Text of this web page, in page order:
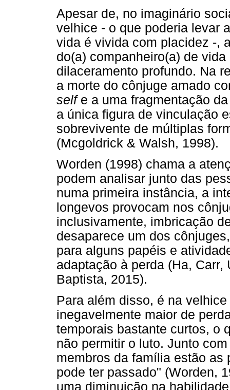
Apesar de, no imaginário
velhice - o que poderia levar
vida é vivida com placidez -,
do(a) companheiro(a) de
dilaceramento profundo. Na
a morte do cônjuge amado
selfe a uma fragmentação
a única figura de vinculação
sobrevivente de múltiplas
(Mcgoldrick & Walsh, 1998).
Worden (1998) chama a
podem analisar junto das
numa primeira instância, a
longevos provocam nos
inclusivamente, imbricação
desaparece um dos
para alguns papéis e
adaptação à perda (Ha,
Baptista, 2015).
Para além disso, é na
inegavelmente maior de
temporais bastante curtos, o
não permitir o luto. Junto
membros da família estão as
pode ter passado" (Worden,
uma diminuição na